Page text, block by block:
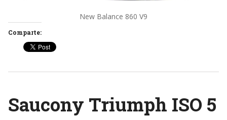
New Balance 860 V9
Comparte:
Saucony Triumph ISO 5